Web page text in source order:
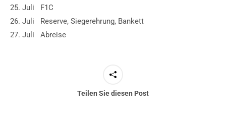
25. Juli F1C
26. Juli Reserve, Siegerehrung, Bankett
27. Juli Abreise
Teilen Sie diesen Post